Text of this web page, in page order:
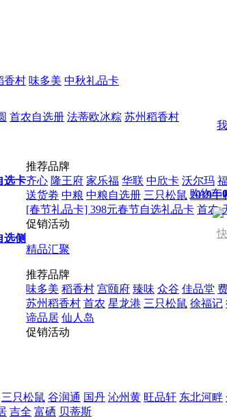
香村 味多美 中秋礼品卡
购物车0
选卡
选侧
推荐品牌
齐心 隆王府 家乐福 华联 中欣卡 沃尔玛
送货劵 中粮 中粮自选册 三只松鼠 2019中
[春节礼品卡] 398元春节自选礼品卡 首农
促销活动
精品汇聚
推荐品牌
味多美 稻香村 宫颐府 臻味 众谷 佳品堂
苏州稻香村 首农 星龙港 三只松鼠 徐福记
谛品居 仙人岛
促销活动
三只松鼠 谷润通 国丹 沁州黄 旺品轩 东北河畔
吉全 富硒 贝蒂斯
首农自选册 法蒂欧冰粽 苏州稻香村